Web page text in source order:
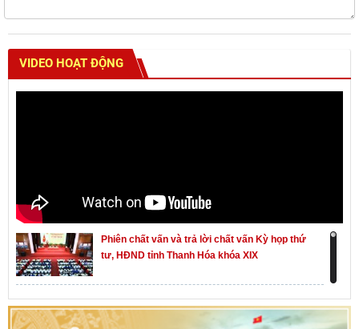
VIDEO HOẠT ĐỘNG
Phiên chất vấn và trả lời chất vấn Kỳ họp thứ
tư, HĐND tỉnh Thanh Hóa khóa XIX
Khai mạc kỳ họp thứ Nhất, Quốc hội khóa XVI